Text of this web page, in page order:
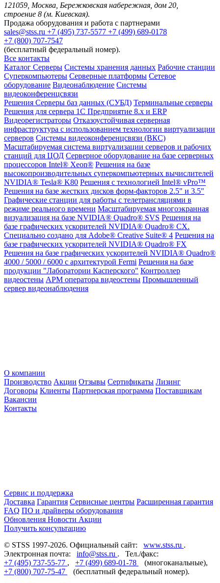
121059, Москва, Бережковская набережная, дом 20,
строение 8 (м. Киевская).
Продажа оборудования и работа с партнерами
sales@stss.ru +7 (495) 737-5577 +7 (499) 689-0178
+7 (800) 707-7547
(бесплатный федеральный номер).
Все контакты
Каталог Серверы Системы хранения данных Рабочие станции
Суперкомпьютеры Серверные платформы Сетевое
оборудование Видеонаблюдение Системы
видеоконференцсвязи
Решения Серверы баз данных (СУБД) Терминальные серверы
Решения для сервера 1С Предприятие 8.x и ERP
Видеорегистраторы Отказоустойчивая серверная
инфраструктура с использованием технологии виртуализации
серверов Системы видеоконференцсвязи (ВКС)
Масштабируемая система виртуализации серверов и рабочих
станций для ЦОД Серверное оборудование на базе серверных
процессоров Intel® Xeon® Решения на базе
высокопроизводительных суперкомпьютерных вычислителей
NVIDIA® Tesla® K80 Решения с технологией Intel® vPro™
Решения на базе жестких дисков форм-факторов 2.5" и 3.5"
Графические станции для работы с телетрансляциями в
режиме реального времени Масштабируемая многоэкранная
визуализация на базе NVIDIA® Quadro® SVS Решения на
базе графических ускорителей NVIDIA® Quadro® CX.
Специально создано для Adobe® Creative Suite® 4 Решения на
базе графических ускорителей NVIDIA® Quadro® FX
Решения на базе графических ускорителей NVIDIA® Quadro®
4000 / 5000 / 6000 с архитектурой Fermi Решения на базе
продукции "Лаборатории Касперского" Контроллер
видеостены АРМ оператора видеостены Промышленный
сервер видеонаблюдения
О компании
Производство Акции Отзывы Сертификаты Лизинг
Договоры Клиенты Партнерская программа Поставщикам
Вакансии
Контакты
Сервис и поддержка
Доставка Гарантия Сервисные центры Расширенная гарантия
FAQ ПО и драйверы оборудования
Обновления Новости Акции
Получить консультацию
© STSS 1997-2026. Официальный сайт: www.stss.ru .
Электронная почта: info@stss.ru . Тел./факс:
+7 (495) 737-55-77 , +7 (499) 689-01-78
(многоканальные),
+7 (800) 707-75-47
(бесплатный федеральный номер).